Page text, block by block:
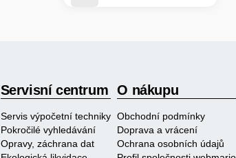
Servisní centrum
Servis výpočetní techniky
Pokročilé vyhledávání
Opravy, záchrana dat
O nákupu
Obchodní podmínky
Doprava a vrácení
Ochrana osobních údajů